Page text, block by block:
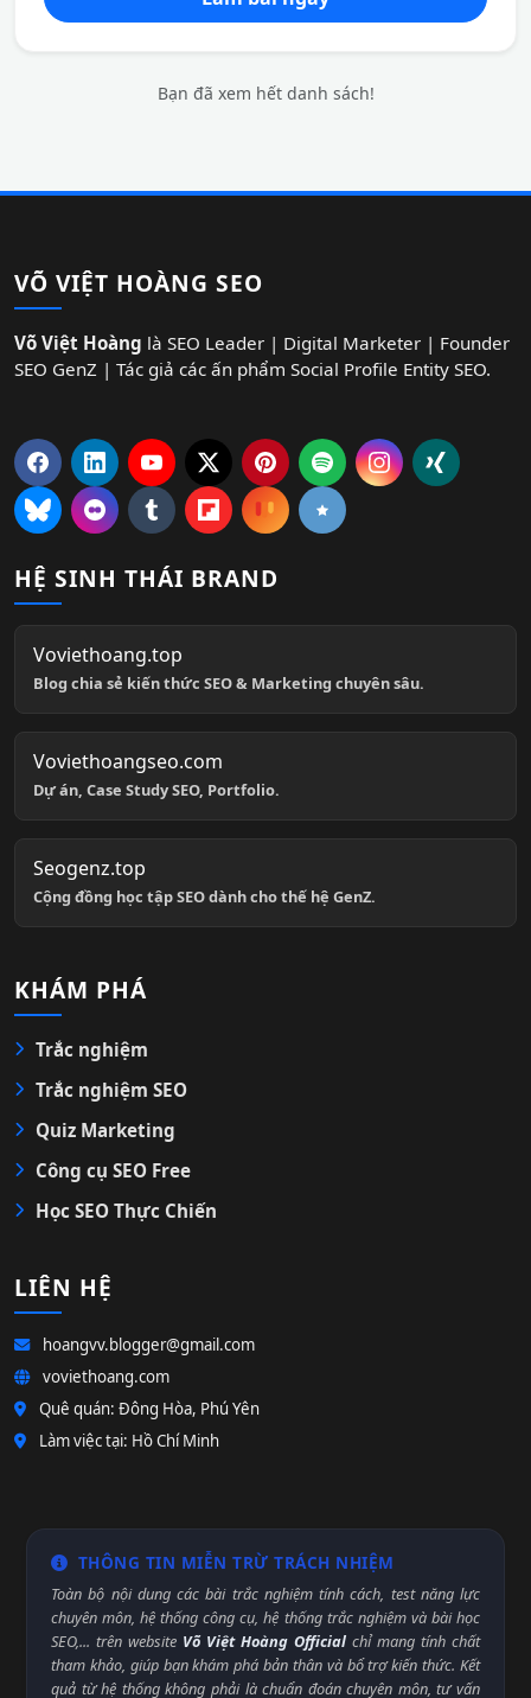
Bạn đã xem hết danh sách!
VÕ VIỆT HOÀNG SEO
Võ Việt Hoàng là SEO Leader | Digital Marketer | Founder
SEO GenZ | Tác giả các ấn phẩm Social Profile Entity SEO.
HỆ SINH THÁI BRAND
Voviethoang.top
Blog chia sẻ kiến thức SEO & Marketing chuyên sâu.
Voviethoangseo.com
Dự án, Case Study SEO, Portfolio.
Seogenz.top
Cộng đồng học tập SEO dành cho thế hệ GenZ.
KHÁM PHÁ
Trắc nghiệm
Trắc nghiệm SEO
Quiz Marketing
Công cụ SEO Free
Học SEO Thực Chiến
LIÊN HỆ
hoangvv.blogger@gmail.com
voviethoang.com
Quê quán: Đông Hòa, Phú Yên
Làm việc tại: Hồ Chí Minh
THÔNG TIN MIỄN TRỪ TRÁCH NHIỆM
Toàn bộ nội dung các bài trắc nghiệm tính cách, test năng lực
chuyên môn, hệ thống công cụ, hệ thống trắc nghiệm và bài học
SEO,... trên website Võ Việt Hoàng Official chỉ mang tính chất
tham khảo, giúp bạn khám phá bản thân và bổ trợ kiến thức. Kết
quả từ hệ thống không phải là chuẩn đoán chuyên môn, tư vấn